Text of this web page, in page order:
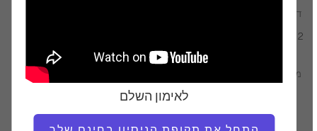
לאימון השלם
דרוש ציוד
2 x 4
מצא שיעורים דומים עבור